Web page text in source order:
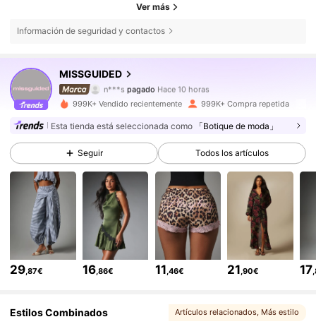
Ver más
Información de seguridad y contactos
MISSGUIDED
4,83
3M Seguidores
n***s pagado Hace 10 horas
c***4seguido haceHace 4 horas
4,83 3M Seguidores
4,83 3M Seguidores
4,83 3M Seguidores
3M Seguidores
4,83 3M Seguidores
999K+ Vendido recientemente 999K+ Compra repetida
Esta tienda está seleccionada como 「Botique de moda」
Seguir Todos los artículos
29,87€ 16,86€ 11,46€ 21,90€ 17
Estilos Combinados Artículos relacionados, Más estilo